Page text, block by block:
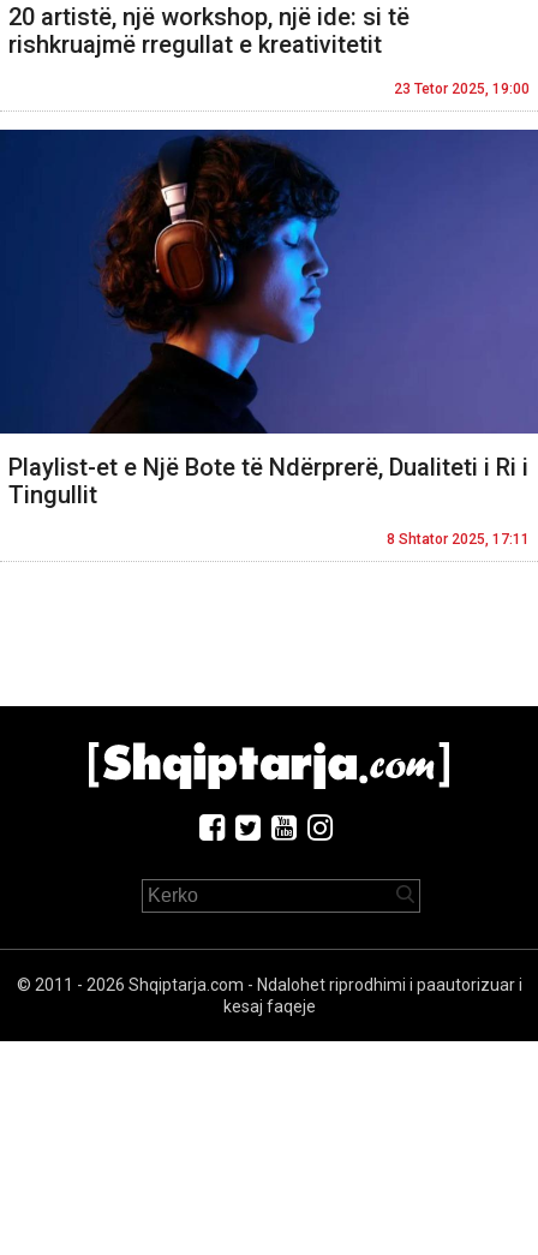
20 artistë, një workshop, një ide: si të
rishkruajmë rregullat e kreativitetit
23 Tetor 2025, 19:00
Playlist-et e Një Bote të Ndërprerë, Dualiteti i Ri i
Tingullit
8 Shtator 2025, 17:11
© 2011 - 2026 Shqiptarja.com - Ndalohet riprodhimi i paautorizuar i
kesaj faqeje